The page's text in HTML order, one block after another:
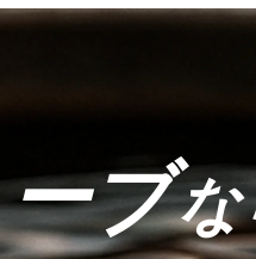
ブな